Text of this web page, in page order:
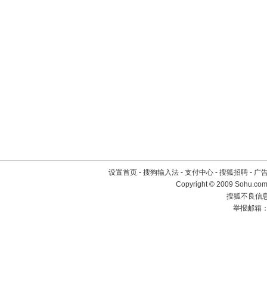
设置首页 - 搜狗输入法 - 支付中心 - 搜狐招聘 - 广
Copyright © 2009
搜狐不良信
举报邮箱